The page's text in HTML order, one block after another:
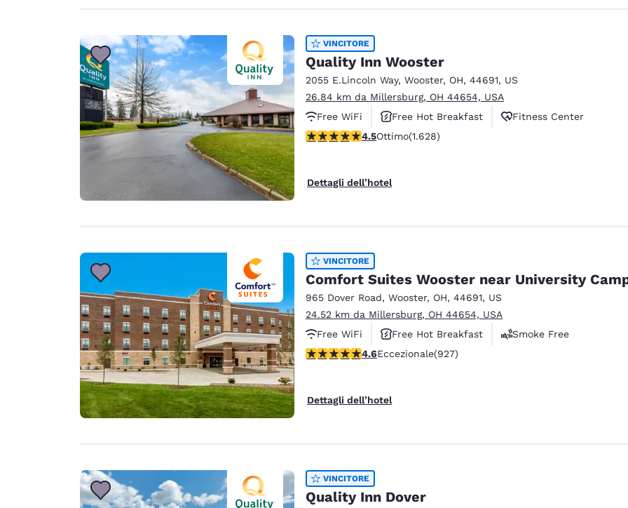
VINCITORE
Quality Inn Wooster
2055 E.Lincoln Way, Wooster, OH, 44691, US
26.84 km da Millersburg, OH 44654, USA
Free WiFi
Free Hot Breakfast
Fitness Center
Valutazione di 4.5 stelle. Ottimo. 1628 recensioni
4.5Ottimo(1.628)
Dettagli dell’hotel
VINCITORE
Comfort Suites Wooster near University
965 Dover Road, Wooster, OH, 44691, US
24.52 km da Millersburg, OH 44654, USA
Free WiFi
Free Hot Breakfast
Smoke Free
Valutazione di 4.64 stelle. Eccezionale. 927 recensioni
4.6Eccezionale(927)
Dettagli dell’hotel
VINCITORE
Quality Inn Dover